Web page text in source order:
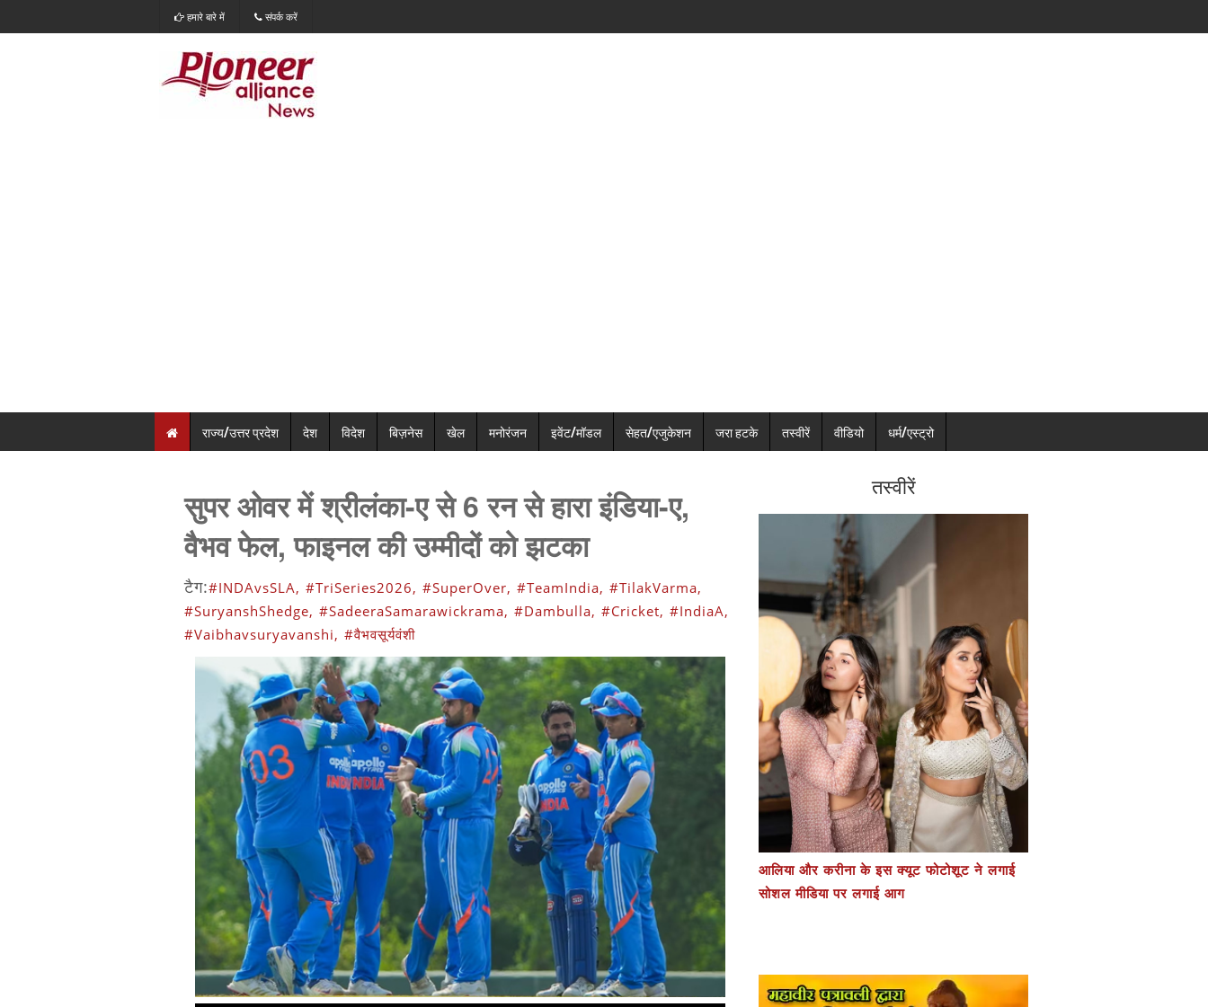
हमारे बारे में संपर्क करें
राज्य/उत्तर प्रदेश देश विदेश बिज़नेस खेल मनोरंजन इवेंट/मॉडल सेहत/एजुकेशन जरा हटके तस्वीरें वीडियो धर्म/एस्ट्रो
सुपर ओवर में श्रीलंका-ए से 6 रन से हारा इंडिया-ए,
वैभव फेल, फाइनल की उम्मीदों को झटका
टैग:#INDAvsSLA, #TriSeries2026, #SuperOver, #TeamIndia, #TilakVarma,
#SuryanshShedge, #SadeeraSamarawickrama, #Dambulla, #Cricket, #IndiaA,
#Vaibhavsuryavanshi, #वैभवसूर्यवंशी
तस्वीरें
आलिया और करीना के इस क्यूट फोटोशूट ने लगाई
सोशल मीडिया पर लगाई आग